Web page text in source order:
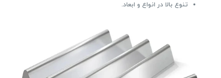
تنوع بالا در انواع و ابعاد.